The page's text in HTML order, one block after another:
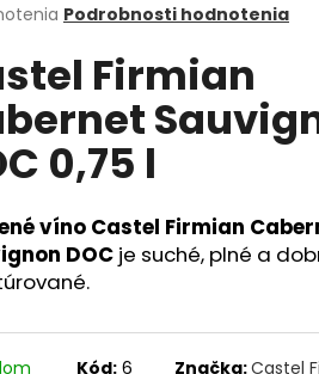
Podrobnosti hodnotenia
Firmian
0,75 l
víno Castel Firmian
DOC je suché, plné a
Kód: 6 Značka:Castel